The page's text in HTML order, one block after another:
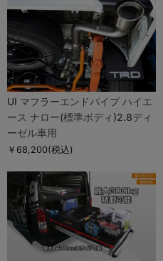
UI マフラーエンドパイプ ハイエ
ース ナロー(標準ボディ)2.8ディ
ーゼル車用
￥68,200(税込)